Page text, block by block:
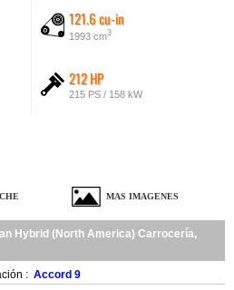
121.6 cu-in
1993 cm3
212 HP
215 PS / 158 kW
MAS IMAGENES
Hybrid (North America) Carrocería,
: Accord 9